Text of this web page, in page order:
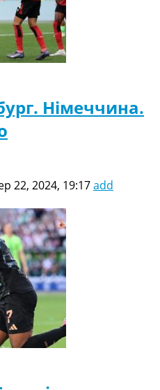
Німеччина.
22, 2024, 19:17add